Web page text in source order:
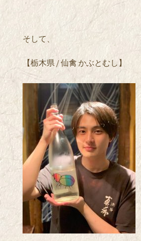
そして、
【栃木県 / 仙禽 かぶとむし】